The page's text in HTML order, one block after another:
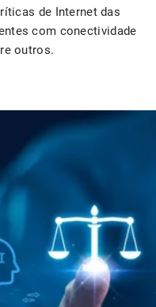
de Internet das
com conectividade
outros.